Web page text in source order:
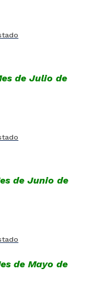
de Julio de
de Junio de
de Mayo de